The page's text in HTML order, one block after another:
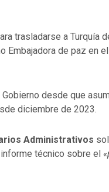
trasladarse a Turquía
Embajadora de paz en
desde que
diciembre de 2023.
Administrativos
técnico sobre el